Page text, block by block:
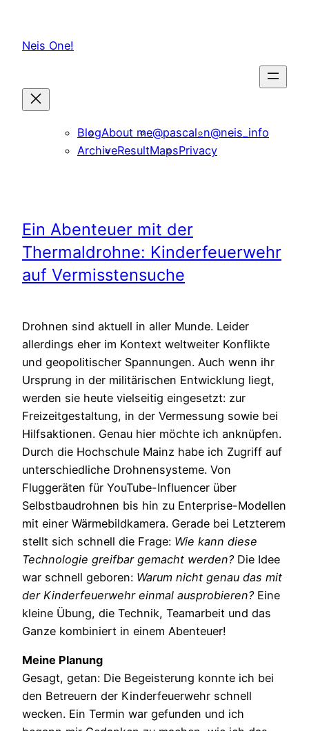
content
Neis One!
BlogAbout me@pascal_n@neis_info
ArchiveResultMapsPrivacy
Ein Abenteuer mit der
Thermaldrohne: Kinderfeuerwehr
auf Vermisstensuche
Drohnen sind aktuell in aller Munde. Leider
allerdings eher im Kontext weltweiter Konflikte
und geopolitischer Spannungen. Auch wenn ihr
Ursprung in der militärischen Entwicklung liegt,
werden sie heute vielseitig eingesetzt: zur
Freizeitgestaltung, in der Vermessung sowie bei
Hilfsaktionen. Genau hier möchte ich anknüpfen.
Durch die Hochschule Mainz habe ich Zugriff auf
unterschiedliche Drohnensysteme. Von
Fluggeräten für YouTube-Influencer über
Selbstbaudrohnen bis hin zu Enterprise-Modellen
mit einer Wärmebildkamera. Gerade bei Letzterem
stellt sich schnell die Frage: Wie kann diese
Technologie greifbar gemacht werden? Die Idee
war schnell geboren: Warum nicht genau das mit
der Kinderfeuerwehr einmal ausprobieren?Eine
kleine Übung, die Technik, Teamarbeit und das
Ganze kombiniert in einem Abenteuer!
Meine Planung
Gesagt, getan: Die Begeisterung konnte ich bei
den Betreuern der Kinderfeuerwehr schnell
wecken. Ein Termin war gefunden und ich